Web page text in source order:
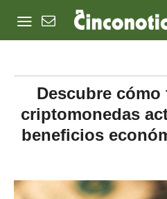
Descubre
criptomonedas
beneficios